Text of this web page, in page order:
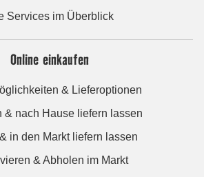
Services im Überblick
Online einkaufen
& Lieferoptionen
& nach Hause liefern lassen
in den Markt liefern lassen
& Abholen im Markt